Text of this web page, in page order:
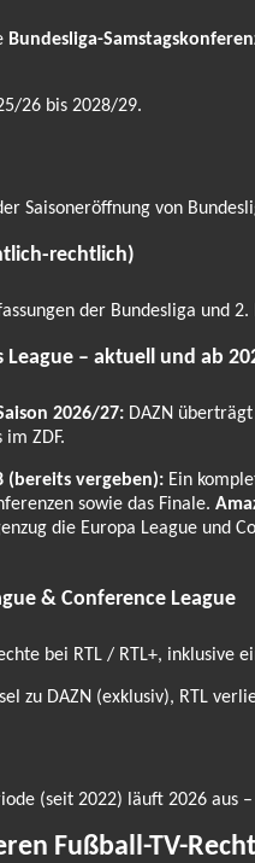
Bundesliga-
26 bis 2028/29.
Saisoneröffnung von
rechtlich)
der Bundesliga und
League – aktuell und ab
2026/27: DAZN
im ZDF.
(bereits vergeben): Ein
sowie das Finale.
die Europa League und
& Conference League
bei RTL / RTL+, inklusive
zu DAZN (exklusiv), RTL
(seit 2022) läuft 2026 aus
Fußball-TV-